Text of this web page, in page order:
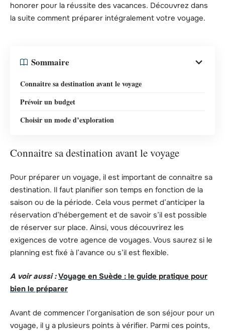
honorer pour la réussite des vacances. Découvrez dans
la suite comment préparer intégralement votre voyage.
Sommaire
Connaitre sa destination avant le voyage
Prévoir un budget
Choisir un mode d’exploration
Connaitre sa destination avant le voyage
Pour préparer un voyage, il est important de connaitre sa
destination. Il faut planifier son temps en fonction de la
saison ou de la période. Cela vous permet d’anticiper la
réservation d’hébergement et de savoir s’il est possible
de réserver sur place. Ainsi, vous découvrirez les
exigences de votre agence de voyages. Vous saurez si le
planning est fixé à l’avance ou s’il est flexible.
A voir aussi : Voyage en Suède : le guide pratique pour
bien le préparer
Avant de commencer l’organisation de son séjour pour un
voyage, il y a plusieurs points à vérifier. Parmi ces points,